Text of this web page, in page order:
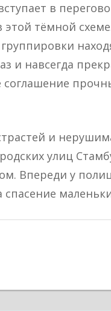
в
тёмной
и навсегда
соглашение
и
улиц
Впереди у